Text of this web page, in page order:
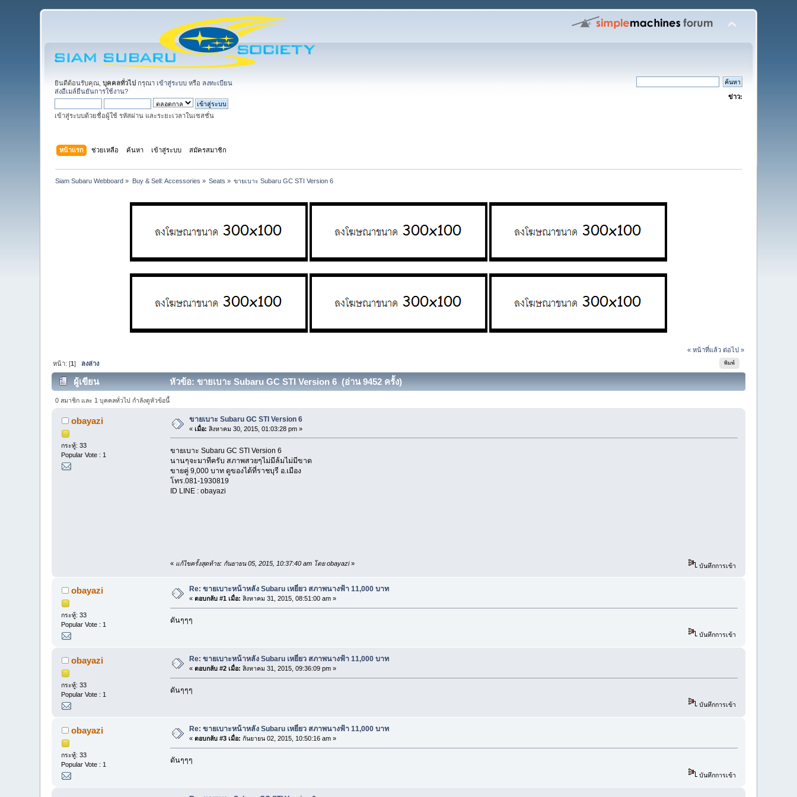
ยินดีต้อนรับคุณ,บุคคลทั่วไป กรุณา เข้าสู่ระบบ หรือ ลงทะเบียน
ส่งอีเมล์ยืนยันการใช้งาน?
เข้าสู่ระบบด้วยชื่อผู้ใช้ รหัสผ่าน และระยะเวลาในเซสชั่น
ข่าว:
หน้าแรก ช่วยเหลือ ค้นหา เข้าสู่ระบบ สมัครสมาชิก
Siam Subaru Webboard » Buy & Sell: Accessories » Seats » ขายเบาะ Subaru GC STI Version 6
« หน้าที่แล้ว ต่อไป »
พิมพ์
หน้า: [1] ลงล่าง
ผู้เขียน หัวข้อ: ขายเบาะ Subaru GC STI Version 6 (อ่าน 9452 ครั้ง)
0 สมาชิก และ 1 บุคคลทั่วไป กำลังดูหัวข้อนี้
obayazi
กระทู้: 33
Popular Vote : 1
ขายเบาะ Subaru GC STI Version 6
«เมื่อ: สิงหาคม 30, 2015, 01:03:28 pm »
ขายเบาะ Subaru GC STI Version 6
นานๆจะมาทีครับ สภาพสวยๆไม่มีล้มไม่มีขาด
ขายคู่ 9,000 บาท ดูของได้ที่ราชบุรี อ.เมือง
โทร.081-1930819
ID LINE : obayazi
« แก้ไขครั้งสุดท้าย: กันยายน 05, 2015, 10:37:40 am โดย obayazi» บันทึกการเข้า
obayazi
กระทู้: 33
Popular Vote : 1
Re: ขายเบาะหน้าหลัง Subaru เหยี่ยว สภาพนางฟ้า 11,000 บาท
«ตอบกลับ #1 เมื่อ: สิงหาคม 31, 2015, 08:51:00 am »
ดันๆๆๆ
บันทึกการเข้า
obayazi
กระทู้: 33
Popular Vote : 1
Re: ขายเบาะหน้าหลัง Subaru เหยี่ยว สภาพนางฟ้า 11,000 บาท
«ตอบกลับ #2 เมื่อ: สิงหาคม 31, 2015, 09:36:09 pm »
ดันๆๆๆ
บันทึกการเข้า
obayazi
กระทู้: 33
Popular Vote : 1
Re: ขายเบาะหน้าหลัง Subaru เหยี่ยว สภาพนางฟ้า 11,000 บาท
«ตอบกลับ #3 เมื่อ: กันยายน 02, 2015, 10:50:16 am »
ดันๆๆๆ
บันทึกการเข้า